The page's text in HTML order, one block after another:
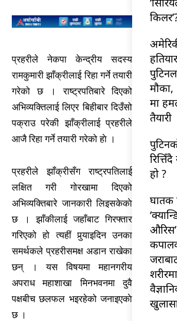
प्रहरीले नेकपा केन्द्रीय सदस्य
रामकुमारी झाँक्रीलाई रिहा गर्ने तयारी
गरेको छ । राष्ट्रपतिबारे दिएको
अभिव्यक्तिलाई लिएर बिहीबार दिउँसो
पक्राउ परेकी झाँक्रीलाई प्रहरीले
आजै रिहा गर्ने तयारी गरेको हाे ।
प्रहरीले झाँक्रीसँग राष्ट्रपतिलाई
लक्षित गरी गोरखामा दिएको
अभिव्यक्तिबारे जानकारी लिइसकेकाे
छ । झाँकीलाई जहाँबाट गिरफ्तार
गरिएको हो त्यहीं पुर्‍याइदिन उनका
समर्थकले प्रहरीसमक्ष अडान राखेका
छन् । यस विषयमा महानगरीय
अपराध महाशाखा मिनभवनमा दुवै
पक्षबीच छलफल भइरहेको जनाइएकाे
छ ।
मा
तैयारी
हो ?
घातक
औरिस’